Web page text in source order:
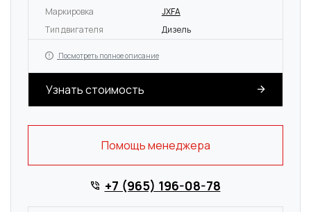
Маркировка
JXFA
Тип двигателя
Дизель
Посмотреть полное описание
Узнать стоимость
Помощь менеджера
+7 (965) 196-08-78